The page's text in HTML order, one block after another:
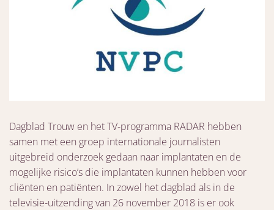
Dagblad Trouw en het TV-programma RADAR hebben
samen met een groep internationale journalisten
uitgebreid onderzoek gedaan naar implantaten en de
mogelijke risico’s die implantaten kunnen hebben voor
cliënten en patiënten. In zowel het dagblad als in de
televisie-uitzending van 26 november 2018 is er ook